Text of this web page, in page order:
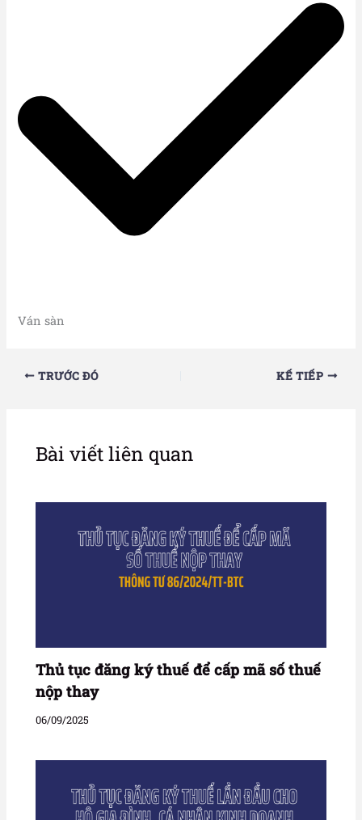
Ván sàn
TRƯỚC ĐÓ KẾ TIẾP
Bài viết liên quan
Thủ tục đăng ký thuế để cấp mã số thuế
nộp thay
06/09/2025